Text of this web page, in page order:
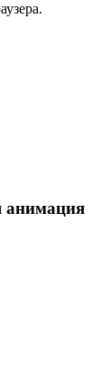
анимация